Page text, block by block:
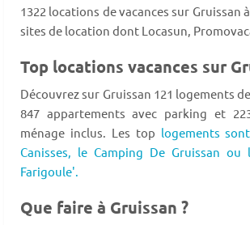
1322 locations de vacances sur Gruissan
sites de location dont Locasun,
Top locations vacances sur
Découvrez sur Gruissan 121 logements
847 appartements avec parking et
ménage inclus. Les top logements
Canisses, le Camping De Gruissan ou
Farigoule'.
Que faire à Gruissan ?